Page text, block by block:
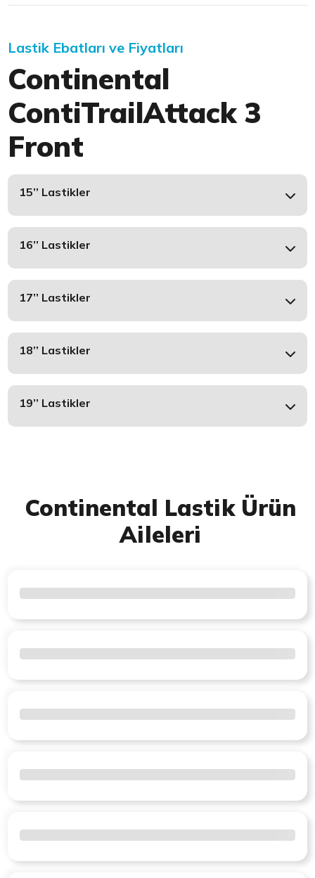
Lastik Ebatları ve Fiyatları
Continental
ContiTrailAttack 3
Front
15’’ Lastikler
16’’ Lastikler
17’’ Lastikler
18’’ Lastikler
19’’ Lastikler
Continental Lastik Ürün
Aileleri